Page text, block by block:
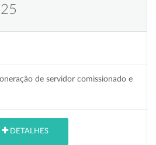
de servidor comissionado e
DETALHES